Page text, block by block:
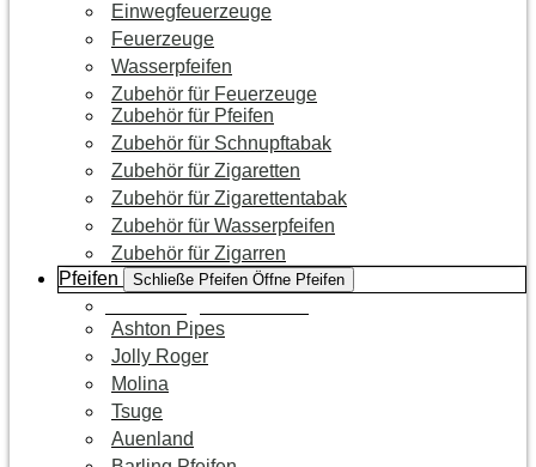
Einwegfeuerzeuge
Feuerzeuge
Wasserpfeifen
Zubehör für Feuerzeuge
Zubehör für Pfeifen
Zubehör für Schnupftabak
Zubehör für Zigaretten
Zubehör für Zigarettentabak
Zubehör für Wasserpfeifen
Zubehör für Zigarren
Pfeifen
Schließe Pfeifen Öffne Pfeifen
Ashton Pipes
Jolly Roger
Molina
Tsuge
Auenland